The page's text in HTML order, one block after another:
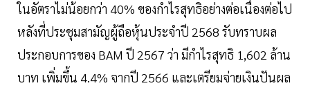
ในอัตราไม่น้อยกว่า 40% ของกำไรสุทธิอย่างต่อเนื่องต่อไป
หลังที่ประชุมสามัญผู้ถือหุ้นประจำปี 2568 รับทราบผล
ประกอบการของ BAM ปี 2567 ว่า มีกำไรสุทธิ 1,602 ล้าน
บาท เพิ่มขึ้น 4.4% จากปี 2566 และเตรียมจ่ายเงินปันผล